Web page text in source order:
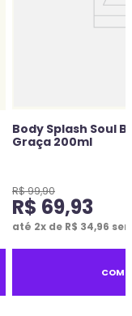
Body Splash Soul
Graça 200ml
R$99,90
R$ 69,93
até 2x de R$ 34,96